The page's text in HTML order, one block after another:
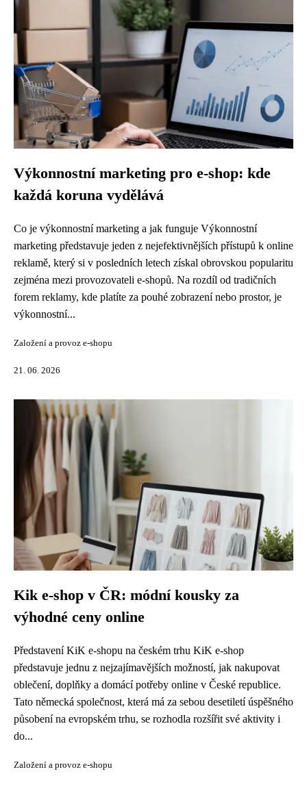
Výkonnostní marketing pro e-shop: kde
každá koruna vydělává
Co je výkonnostní marketing a jak funguje Výkonnostní
marketing představuje jeden z nejefektivnějších přístupů k online
reklamě, který si v posledních letech získal obrovskou popularitu
zejména mezi provozovateli e-shopů. Na rozdíl od tradičních
forem reklamy, kde platíte za pouhé zobrazení nebo prostor, je
výkonnostní...
Založení a provoz e-shopu
21. 06. 2026
Kik e-shop v ČR: módní kousky za
výhodné ceny online
Představení KiK e-shopu na českém trhu KiK e-shop
představuje jednu z nejzajímavějších možností, jak nakupovat
oblečení, doplňky a domácí potřeby online v České republice.
Tato německá společnost, která má za sebou desetiletí úspěšného
působení na evropském trhu, se rozhodla rozšířit své aktivity i
do...
Založení a provoz e-shopu